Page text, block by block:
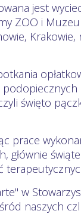
jest
ZOO i
Krakowie,
święto
prace
głównie
w
naszych